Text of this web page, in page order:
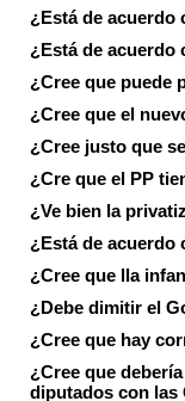
¿Está de acuerdo
¿Está de acuerdo
¿Cree que puede
¿Cree que el
¿Cree justo que
¿Cre que el PP
¿Ve bien la
¿Está de acuerdo
¿Cree que lla
¿Debe dimitir el
¿Cree que hay
¿Cree que
diputados con las